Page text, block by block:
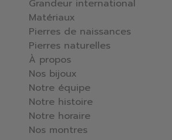
Grandeur international
Matériaux
Pierres de naissances
Pierres naturelles
À propos
Nos bijoux
Notre équipe
Notre histoire
Notre horaire
Nos montres